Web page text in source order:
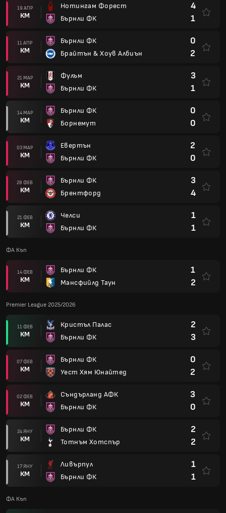
19 АПР
КМ
Нотингам Форест
Бърнли ФК
4
1
11 АПР
КМ
Бърнли ФК
Брайтън & Хоув Албиън
0
2
21 МАР
КМ
Фулъм
Бърнли ФК
3
1
14 МАР
КМ
Бърнли ФК
Борнемут
0
0
03 МАР
КМ
Евертън
Бърнли ФК
2
0
28 ФЕВ
КМ
Бърнли ФК
Брентфорд
3
4
21 ФЕВ
КМ
Челси
Бърнли ФК
1
1
ФА Къп
14 ФЕВ
КМ
Бърнли ФК
Мансфийлд Таун
1
2
Premier League 2025/2026
11 ФЕВ
КМ
Кристъл Палас
Бърнли ФК
2
3
07 ФЕВ
КМ
Бърнли ФК
Уест Хям Юнайтед
0
2
02 ФЕВ
КМ
Съндърланд АФК
Бърнли ФК
3
0
24 ЯНУ
КМ
Бърнли ФК
Тотнъм Хотспър
2
2
17 ЯНУ
КМ
Ливърпул
Бърнли ФК
1
1
ФА Къп